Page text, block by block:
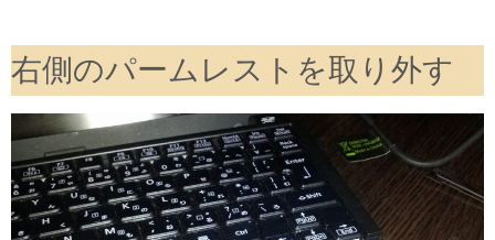
右側のパームレストを取り外す